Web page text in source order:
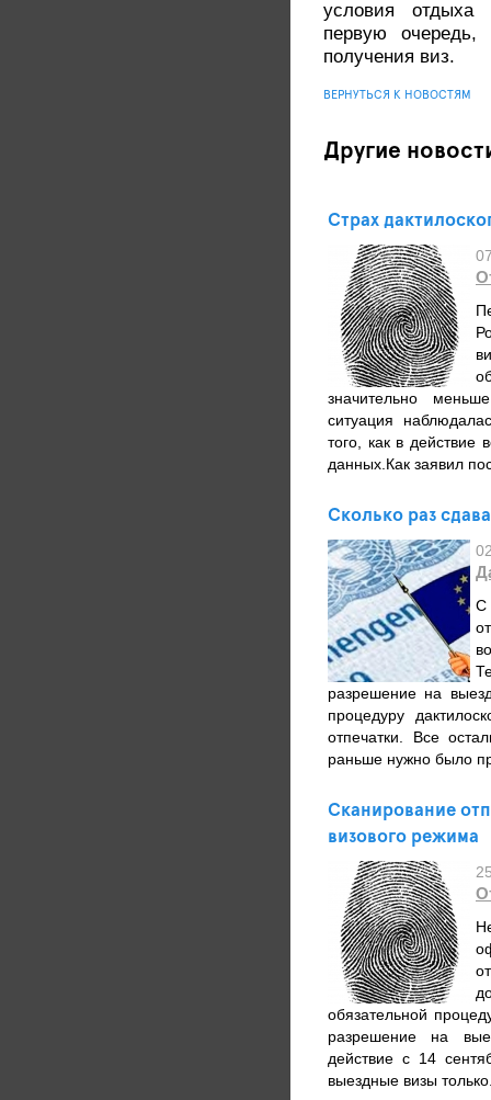
условия отдыха
первую
получения виз.
ВЕРНУТЬСЯ К НОВОСТЯМ
Другие
Страх
значительно
ситуация
того, как в действие
данных.Как заявил
Сколько раз
С
разрешение на
процедуру
отпечатки. Все
раньше нужно было
Сканирование
визового режима
обязательной
разрешение на
действие с 14
выездные визы